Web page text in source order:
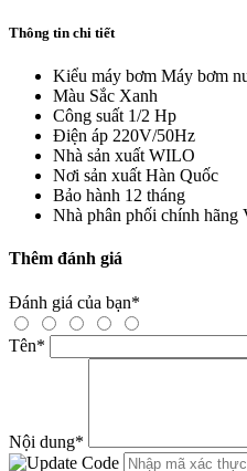
Thông tin chi tiết
Kiểu máy bơm Máy bơm
Màu Sắc Xanh
Công suất 1/2 Hp
Điện áp 220V/50Hz
Nhà sản xuất WILO
Nơi sản xuất Hàn Quốc
Bảo hành 12 tháng
Nhà phân phối chính hãng
Thêm đánh giá
Đánh giá của bạn*
Tên*
Nội dung*